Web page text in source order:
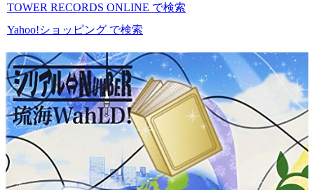
TOWER RECORDS ONLINE で検索
Yahoo!ショッピング で検索